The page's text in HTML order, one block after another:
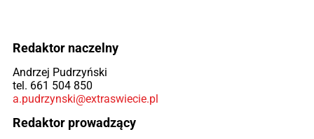
Redaktor naczelny
Andrzej Pudrzyński
tel. 661 504 850
a.pudrzynski@extraswiecie.pl
Redaktor prowadzący